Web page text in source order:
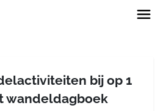
bij op 1
wandeldagboek